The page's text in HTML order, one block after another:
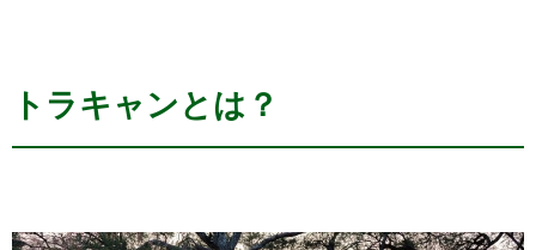
トラキャンとは？